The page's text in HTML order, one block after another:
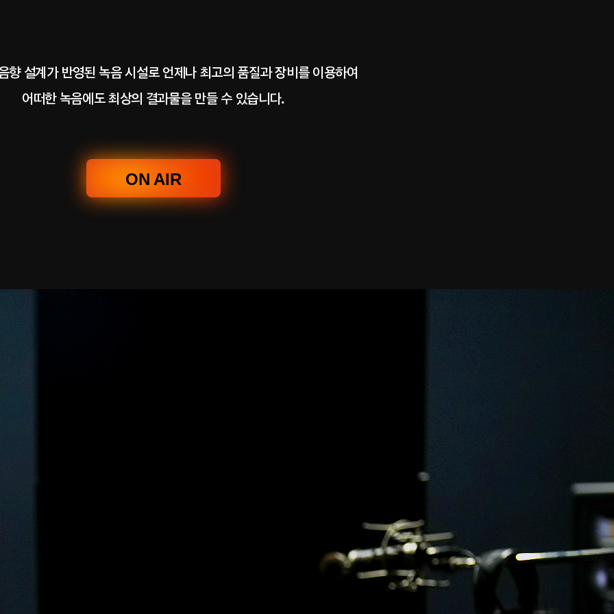
향 설계가 반영된 녹음 시설로 언제나 최고의 품질과 장비를 이용하여
어떠한 녹음에도 최상의 결과물을 만들 수 있습니다.
ON AIR